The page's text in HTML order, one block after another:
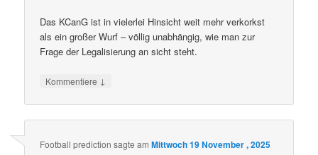
Das KCanG ist in vielerlei Hinsicht weit mehr verkorkst
als ein großer Wurf – völlig unabhängig, wie man zur
Frage der Legalisierung an sicht steht.
Kommentiere ↓
Football prediction sagte amMittwoch 19 November , 2025